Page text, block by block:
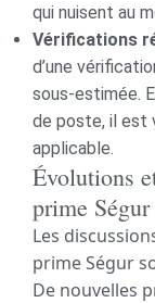
qui nuisent au
Vérifications
d’une
sous-estimée.
de poste, il est
applicable.
Évolutions
prime Ségur
Les
prime Ségur
De nouvelles